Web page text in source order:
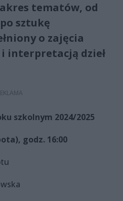
tematów, od
sztukę
o zajęcia
interpretacją dzieł
szkolnym 2024/2025
godz. 16:00